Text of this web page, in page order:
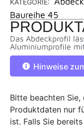
KATEGORIE:
Baureihe 45
Das Abdeckprofil
Aluminiumprofile
Hinweise
Bitte beachten
Produktdaten nur
ist. Falls Sie